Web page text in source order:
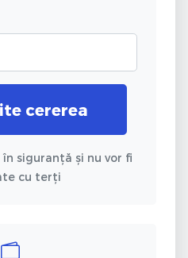
cererea
siguranță și nu vor fi
cu terți